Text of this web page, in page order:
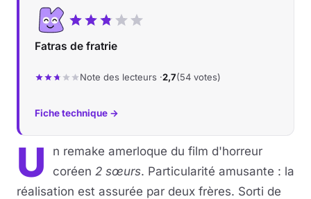
Fatras de fratrie
Note des lecteurs ·2,7(54 votes)
Fiche technique →
U
n remake amerloque du film d'horreur
coréen 2 sœurs. Particularité amusante : la
réalisation est assurée par deux frères. Sorti de